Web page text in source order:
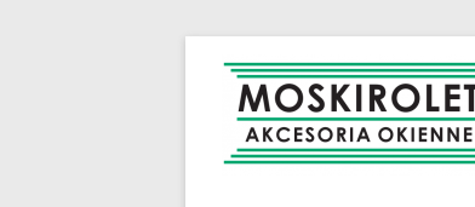
content
siatki na
owady |
moskitiery
okienne |